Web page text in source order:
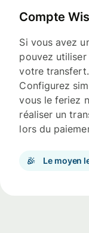
Compte
Si vous avez
pouvez
votre
Configurez
vous le feriez
réaliser un
lors du
Le moyen